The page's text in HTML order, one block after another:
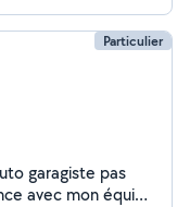
Particulier
garagiste pas
avec mon équipe